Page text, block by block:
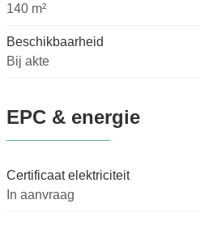
140 m²
Beschikbaarheid
Bij akte
EPC & energie
Certificaat elektriciteit
In aanvraag